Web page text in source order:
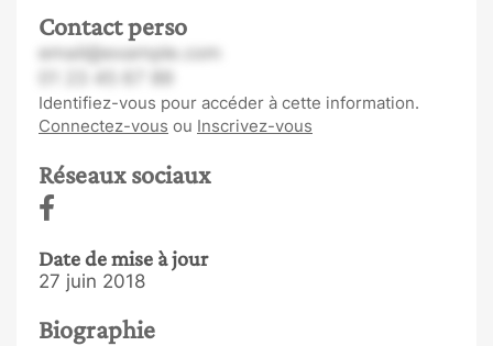
Contact perso
email@example.com
Identifiez-vous pour accéder à cette information.
Connectez-vous ou Inscrivez-vous
Réseaux sociaux
Date de mise à jour
27 juin 2018
Biographie